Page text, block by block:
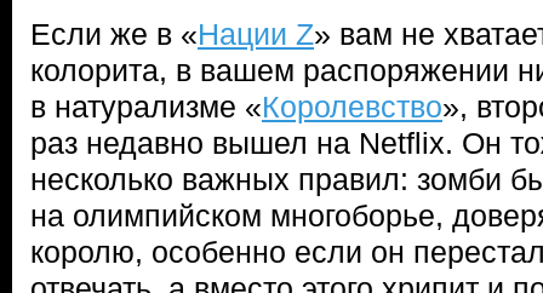
Если же в «Нации Z» вам не
колорита, в вашем распоряжении
в натурализме «Королевство»,
раз недавно вышел на Netflix. Он
несколько важных правил: зомби
на олимпийском многоборье,
королю, особенно если он